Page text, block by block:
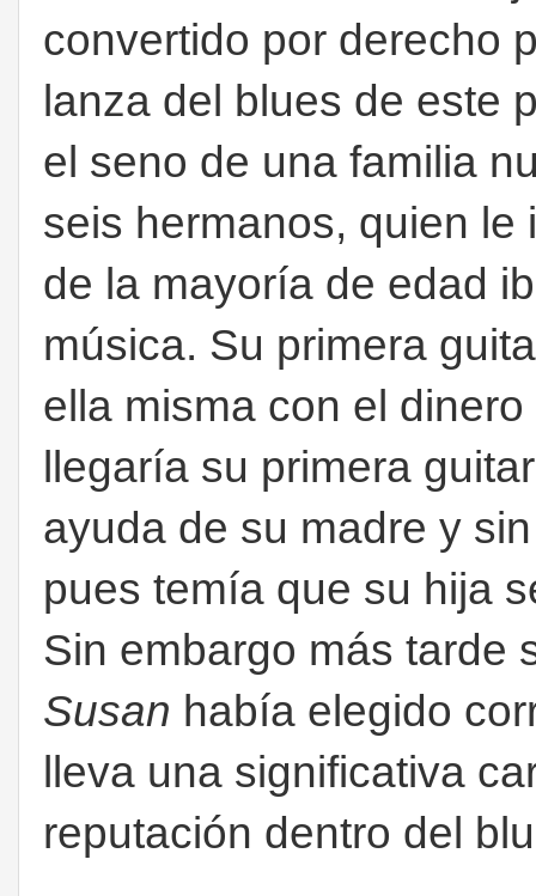
convertido por derecho
lanza del blues de este
el seno de una familia
seis hermanos, quien
de la mayoría de edad
música. Su primera
ella misma con el
llegaría su primera
ayuda de su madre y
pues temía que su hija
Sin embargo más tarde
Susan había elegido
lleva una significativa
reputación dentro del